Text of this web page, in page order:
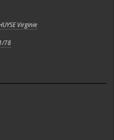
Virginie
78